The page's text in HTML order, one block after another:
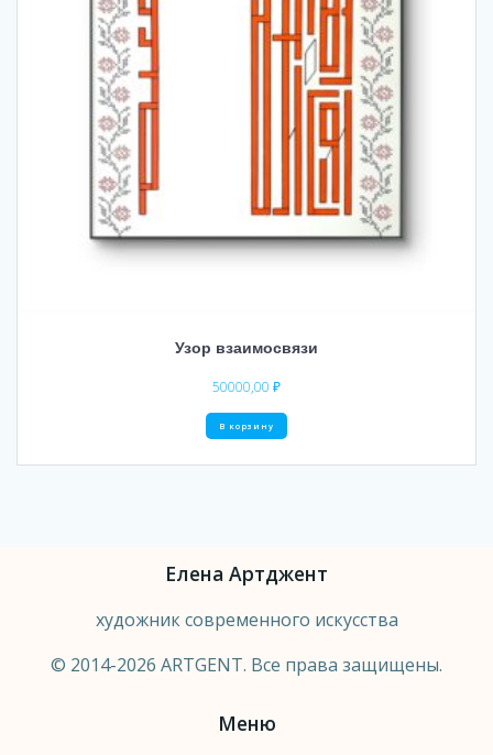
Узор взаимосвязи
50000,00 ₽
В корзину
Елена Артджент
художник современного искусства
© 2014-2026 ARTGENT. Все права защищены.
Меню